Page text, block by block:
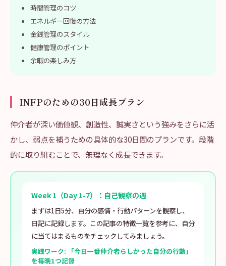
時間管理のコツ
エネルギー回復の方法
金銭管理のスタイル
健康管理のポイント
余暇の楽しみ方
INFPのための30日成長プラン
仲介者が深い価値観、創造性、誠実さという強みをさらに活
かし、弱点を補うための具体的な30日間のプランです。段階
的に取り組むことで、無理なく成長できます。
Week 1（Day 1-7）：自己観察の週
まずは1日5分、自分の感情・行動パターンを観察し、
日記に記録します。この記事の特徴一覧を参考に、自分
に当てはまるものをチェックしてみましょう。
実践ワーク: 「今日一番仲介者らしかった自分の行動」
を毎晩1つ記録